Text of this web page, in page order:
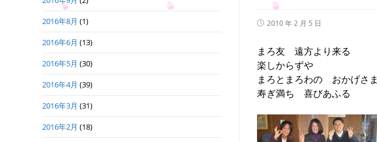
投
開
日:
2010 年 2 月 5 日
まろ友 遠方より来る
楽しからずや
まろとまろわの おかげさま
寿ぎ満ち 喜びあふる
2016年8月 (1)
2016年6月 (13)
2016年5月 (30)
2016年4月 (39)
2016年3月 (31)
2016年2月 (18)